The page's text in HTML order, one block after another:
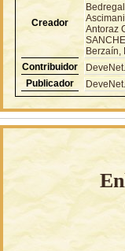
Creador
Antoraz
Berzaín,
Contribuidor
Publicador